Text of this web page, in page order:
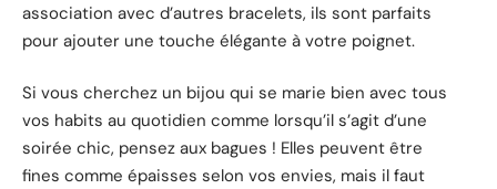
association avec d’autres bracelets, ils sont parfaits
pour ajouter une touche élégante à votre poignet.
Si vous cherchez un bijou qui se marie bien avec tous
vos habits au quotidien comme lorsqu’il s’agit d’une
soirée chic, pensez aux bagues ! Elles peuvent être
fines comme épaisses selon vos envies, mais il faut